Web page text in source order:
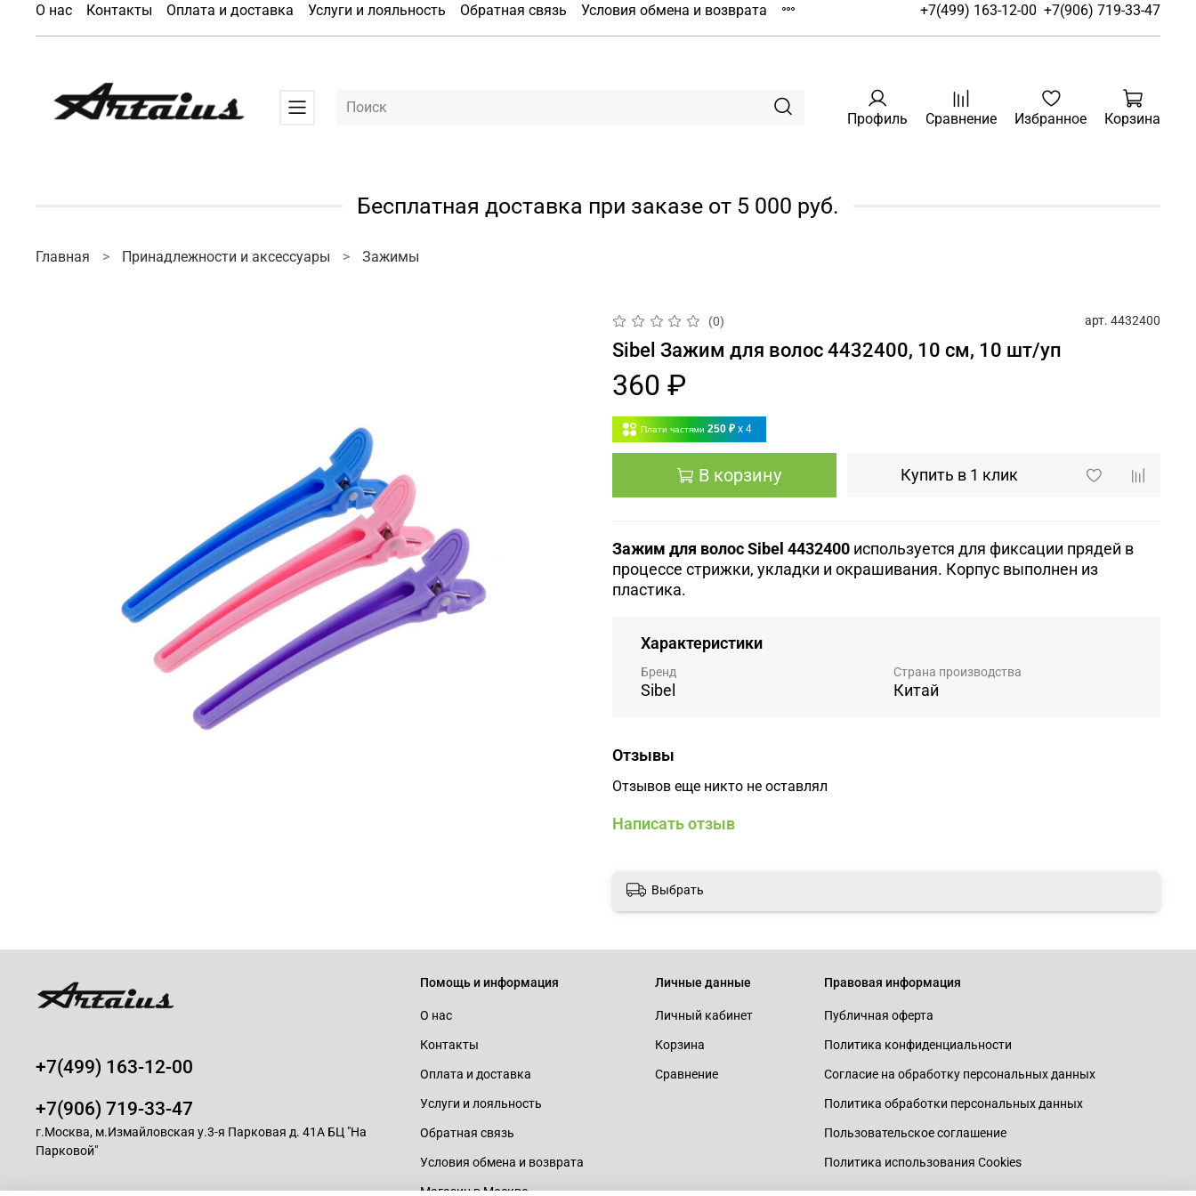
О нас Контакты Оплата и доставка Услуги и лояльность Обратная связь Условия обмена и возврата +7(499) 163-12-00 +7(906) 719-33-47
Профиль Сравнение Избранное Корзина
Бесплатная доставка при заказе от 5 000 руб.
Главная Принадлежности и аксессуары Зажимы
(0) арт. 4432400
Sibel Зажим для волос 4432400, 10 см, 10 шт/уп
360 ₽
Плати частями 250 ₽ x 4
В корзину Купить в 1 клик
Зажим для волос Sibel 4432400 используется для фиксации прядей в
процессе стрижки, укладки и окрашивания. Корпус выполнен из
пластика.
Характеристики
Бренд
Sibel
Страна производства
Китай
Отзывы
Отзывов еще никто не оставлял
Написать отзыв
Выбрать
Помощь и информация
О нас
Контакты
Оплата и доставка
Услуги и лояльность
Обратная связь
Условия обмена и возврата
Магазин в Москве
Личные данные
Личный кабинет
Корзина
Сравнение
Правовая информация
Публичная оферта
Политика конфиденциальности
Согласие на обработку персональных данных
Политика обработки персональных данных
Пользовательское соглашение
Политика использования Cookies
+7(499) 163-12-00
+7(906) 719-33-47
г.Москва, м.Измайловская у.3-я Парковая д. 41А БЦ "На
Парковой"